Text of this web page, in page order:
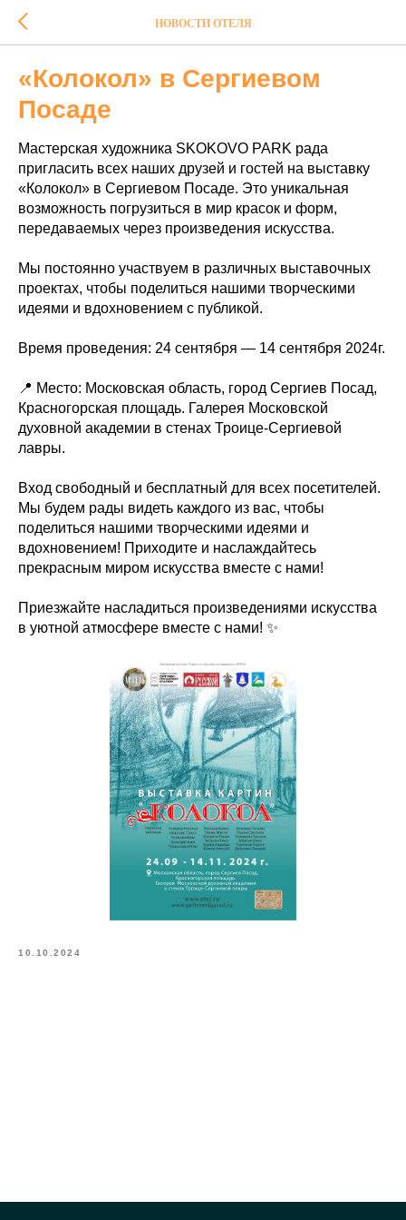
НОВОСТИ ОТЕЛЯ
«Колокол» в Сергиевом
Посаде
Мастерская художника SKOKOVO PARK рада
пригласить всех наших друзей и гостей на выставку
«Колокол» в Сергиевом Посаде. Это уникальная
возможность погрузиться в мир красок и форм,
передаваемых через произведения искусства.
Мы постоянно участвуем в различных выставочных
проектах, чтобы поделиться нашими творческими
идеями и вдохновением с публикой.
Время проведения: 24 сентября — 14 сентября 2024г.
📍 Место: Московская область, город Сергиев Посад,
Красногорская площадь. Галерея Московской
духовной академии в стенах Троице-Сергиевой
лавры.
Вход свободный и бесплатный для всех посетителей.
Мы будем рады видеть каждого из вас, чтобы
поделиться нашими творческими идеями и
вдохновением! Приходите и наслаждайтесь
прекрасным миром искусства вместе с нами!
Приезжайте насладиться произведениями искусства
в уютной атмосфере вместе с нами! ✨
10.10.2024